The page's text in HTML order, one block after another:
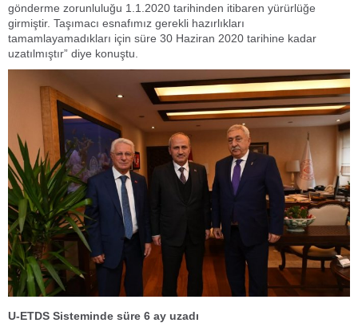
gönderme zorunluluğu 1.1.2020 tarihinden itibaren yürürlüğe
girmiştir. Taşımacı esnafımız gerekli hazırlıkları
tamamlayamadıkları için süre 30 Haziran 2020 tarihine kadar
uzatılmıştır” diye konuştu.
U-ETDS Sisteminde süre 6 ay uzadı